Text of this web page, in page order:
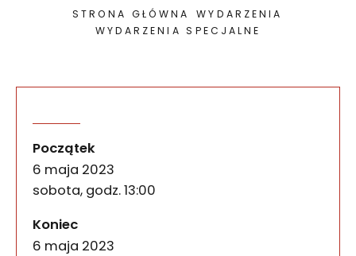
STRONA GŁÓWNA
WYDARZENIA
WYDARZENIA SPECJALNE
Początek
6 maja 2023
sobota, godz. 13:00
Koniec
6 maja 2023